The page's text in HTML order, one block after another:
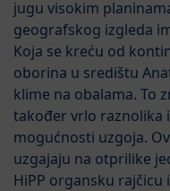
jugu visokim
geografskog izgleda
Koja se kreću od
oborina u središtu
klime na obalama. To
također vrlo raznolika
mogućnosti uzgoja.
uzgajaju na otprilike
HiPP organsku rajčicu